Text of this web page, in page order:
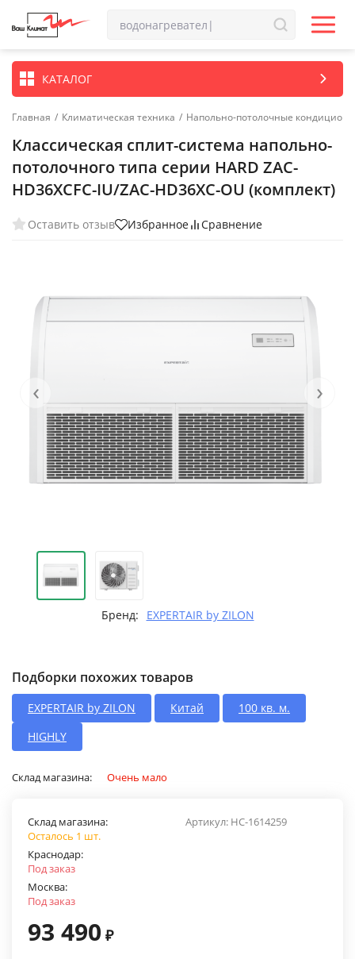
КАТАЛОГ
Главная / Климатическая техника / Напольно-потолочные
Классическая сплит-система напольно-
потолочного типа серии HARD ZAC-
HD36XCFC-IU/ZAC-HD36XC-OU (комплект)
Оставить отзыв Избранное Сравнение
‹ ›
Бренд: EXPERTAIR by ZILON
Подборки похожих товаров
EXPERTAIR by ZILON Китай
100 кв. м.
HIGHLY
Склад магазина: Очень мало
Артикул: НС-1614259
Склад магазина:
Осталось 1 шт.
Краснодар:
Под заказ
Москва:
Под заказ
93 490 ₽